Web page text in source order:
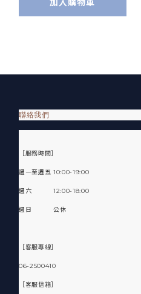
加入購物車
聯絡我們
［服務時間］
週一至週五 10:00-19:00
週六 12:00-18:00
週日 公休
［客服專線］
06-2500410
［客服信箱］